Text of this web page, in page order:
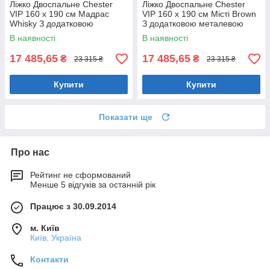
Ліжко Двоспальне Chester
VIP 160 х 190 см Мадрас
Whisky З додатковою
металевою цільнозварною
рамою Коричневий
В наявності
17 485,65 ₴ 23 315 ₴
Купити
Ліжко Двоспальне Chester
VIP 160 х 190 см Місті Brown
З додатковою металевою
цільнозварною рамою
Коричневий
В наявності
17 485,65 ₴ 23 315 ₴
Купити
Показати ще
Про нас
Рейтинг не сформований
Менше 5 відгуків за останній рік
Працює з 30.09.2014
м. Київ
Київ, Україна
Контакти